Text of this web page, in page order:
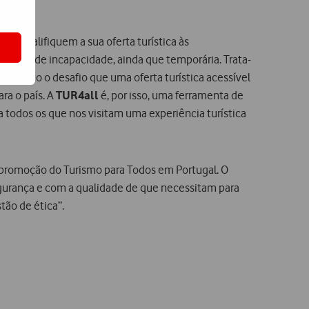
e qualifiquem a sua oferta turística às
tipo de incapacidade, ainda que temporária. Trata-
o desafio que uma oferta turística acessível
o país. ATUR4all é, por isso, uma ferramenta de
os que nos visitam uma experiência turística
do Turismo para Todos em Portugal. O
e com a qualidade de que necessitam para
de ética”.